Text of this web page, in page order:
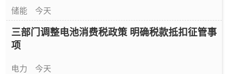
储能 今天
三部门调整电池消费税政策 明确税款抵扣征管事
项
电力 今天